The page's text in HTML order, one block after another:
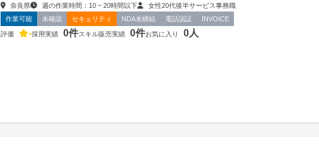
奈良県 週の作業時間：10 ~ 20時間以下 女性20代後半サービス事務職
作業可能
未確認 セキュリティ NDA未締結 電話認証 INVOICE
評価 -採用実績 0件スキル販売実績 0件お気に入り 0人